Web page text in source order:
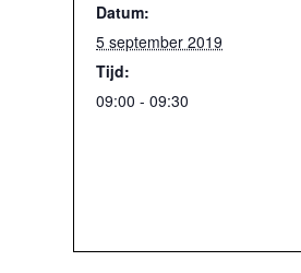
Datum:
5 september 2019
Tijd:
09:00 - 09:30